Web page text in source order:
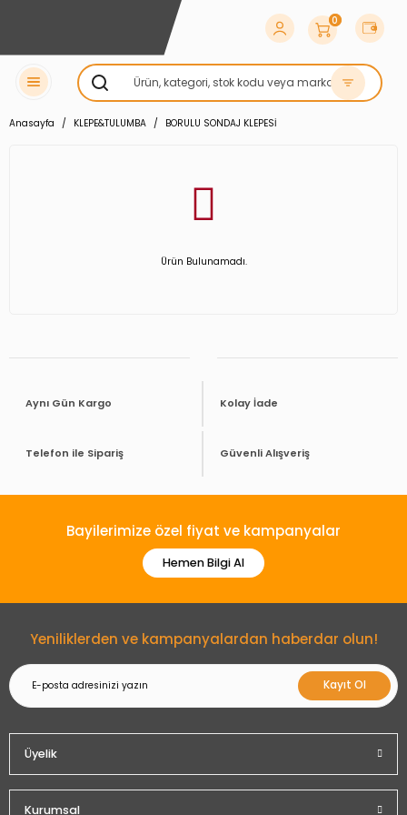
0
Anasayfa KLEPE&TULUMBA BORULU SONDAJ KLEPESİ
Ürün Bulunamadı.
Aynı Gün Kargo Kolay İade
Telefon ile Sipariş Güvenli Alışveriş
Bayilerimize özel fiyat ve kampanyalar
Hemen Bilgi Al
Yeniliklerden ve kampanyalardan haberdar olun!
Kayıt Ol
Üyelik
Kurumsal